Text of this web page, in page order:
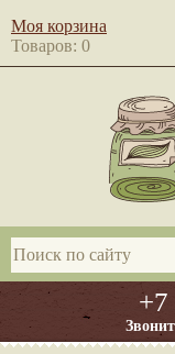
+7
Моя корзина
Товаров: 0